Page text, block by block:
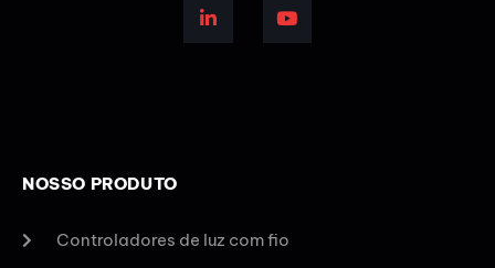
NOSSO PRODUTO
Controladores de luz com fio